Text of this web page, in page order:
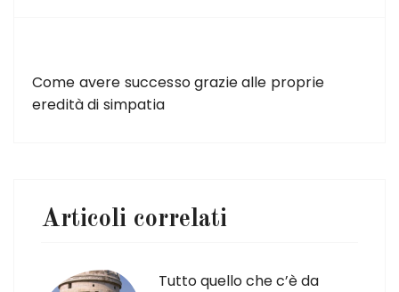
Come avere successo grazie alle proprie
eredità di simpatia
Articoli correlati
Tutto quello che c’è da